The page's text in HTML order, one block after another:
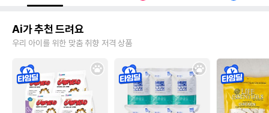
Ai가 추천 드려요
우리 아이를 위한 맞춤 취향 저격 상품